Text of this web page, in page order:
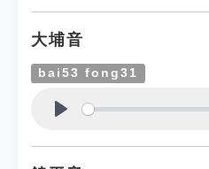
大埔音
bai53 fong31